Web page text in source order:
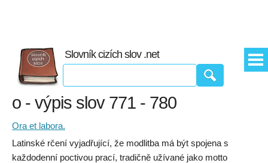
Slovník cizích slov .net
o - výpis slov 771 - 780
Ora et labora.
Latinské rčení vyjadřující, že modlitba má být spojena s
každodenní poctivou prací, tradičně užívané jako motto